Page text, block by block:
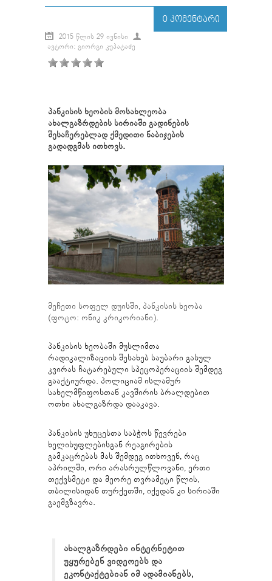
0 ᲙᲝᲛᲔᲜᲢᲐᲠᲘ
2015 ᲬᲚᲘᲡ 29 ᲘᲕᲜᲘᲡᲘ
ᲐᲕᲢᲝᲠᲘ: ᲒᲘᲝᲠᲒᲘ ᲙᲣᲞᲐᲢᲐᲫᲔ
პანკისის ხეობის მოსახლეობა
ახალგაზრდების სირიაში გადინების
შესაჩერებლად ქმედითი ნაბიჯების
გადადგმას ითხოვს.
მეჩეთი სოფელ დუისში, პანკისის ხეობა
(ფოტო: ონიკ კრიკორიანი).
პანკისის ხეობაში მუსლიმთა
რადიკალიზაციის შესახებ საუბარი გასულ
კვირას ჩატარებული სპეცოპერაციის შემდეგ
გააქტიურდა. პოლიციამ ისლამურ
სახელმწიფოსთან კავშირის ბრალდებით
ოთხი ახალგაზრდა დააკავა.
პანკისის უხუცესთა საბჭოს წევრები
ხელისუფლებისგან რეაგირების
გამკაცრებას მას შემდეგ ითხოვენ, რაც
აპრილში, ორი არასრულწლოვანი, ერთი
თექვსმეტი და მეორე თვრამეტი წლის,
თბილისიდან თურქეთში, იქედან კი სირიაში
გაემგზავრა.
ახალგაზრდები ინტერნეტით
უყურებენ ვიდეოებს და
ეკონტაქტებიან იმ ადამიანებს,